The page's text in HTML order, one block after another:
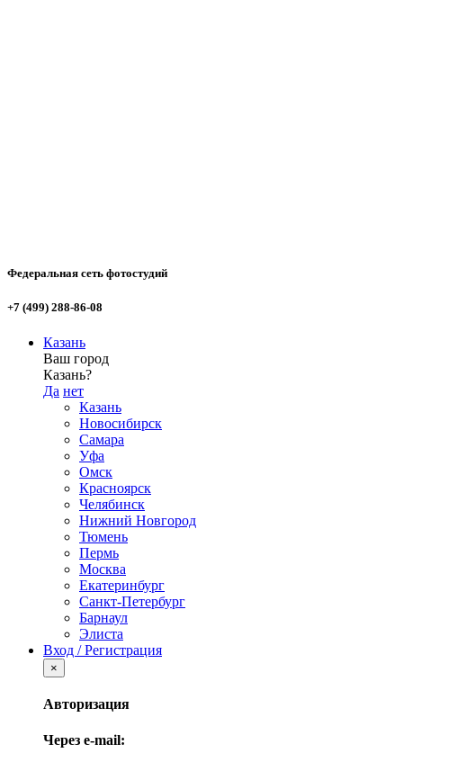
Федеральная сеть фотостудий
+7 (499) 288-86-08
Казань
Ваш город
Казань?
Да нет
Казань
Новосибирск
Самара
Уфа
Омск
Красноярск
Челябинск
Нижний Новгород
Тюмень
Пермь
Москва
Екатеринбург
Санкт-Петербург
Барнаул
Элиста
Вход / Регистрация
×
Авторизация
Через e-mail: